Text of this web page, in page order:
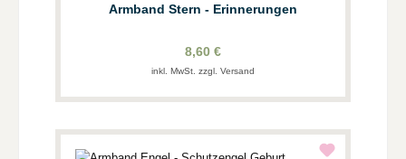
Armband Stern - Erinnerungen
8,60 €
inkl. MwSt. zzgl. Versand